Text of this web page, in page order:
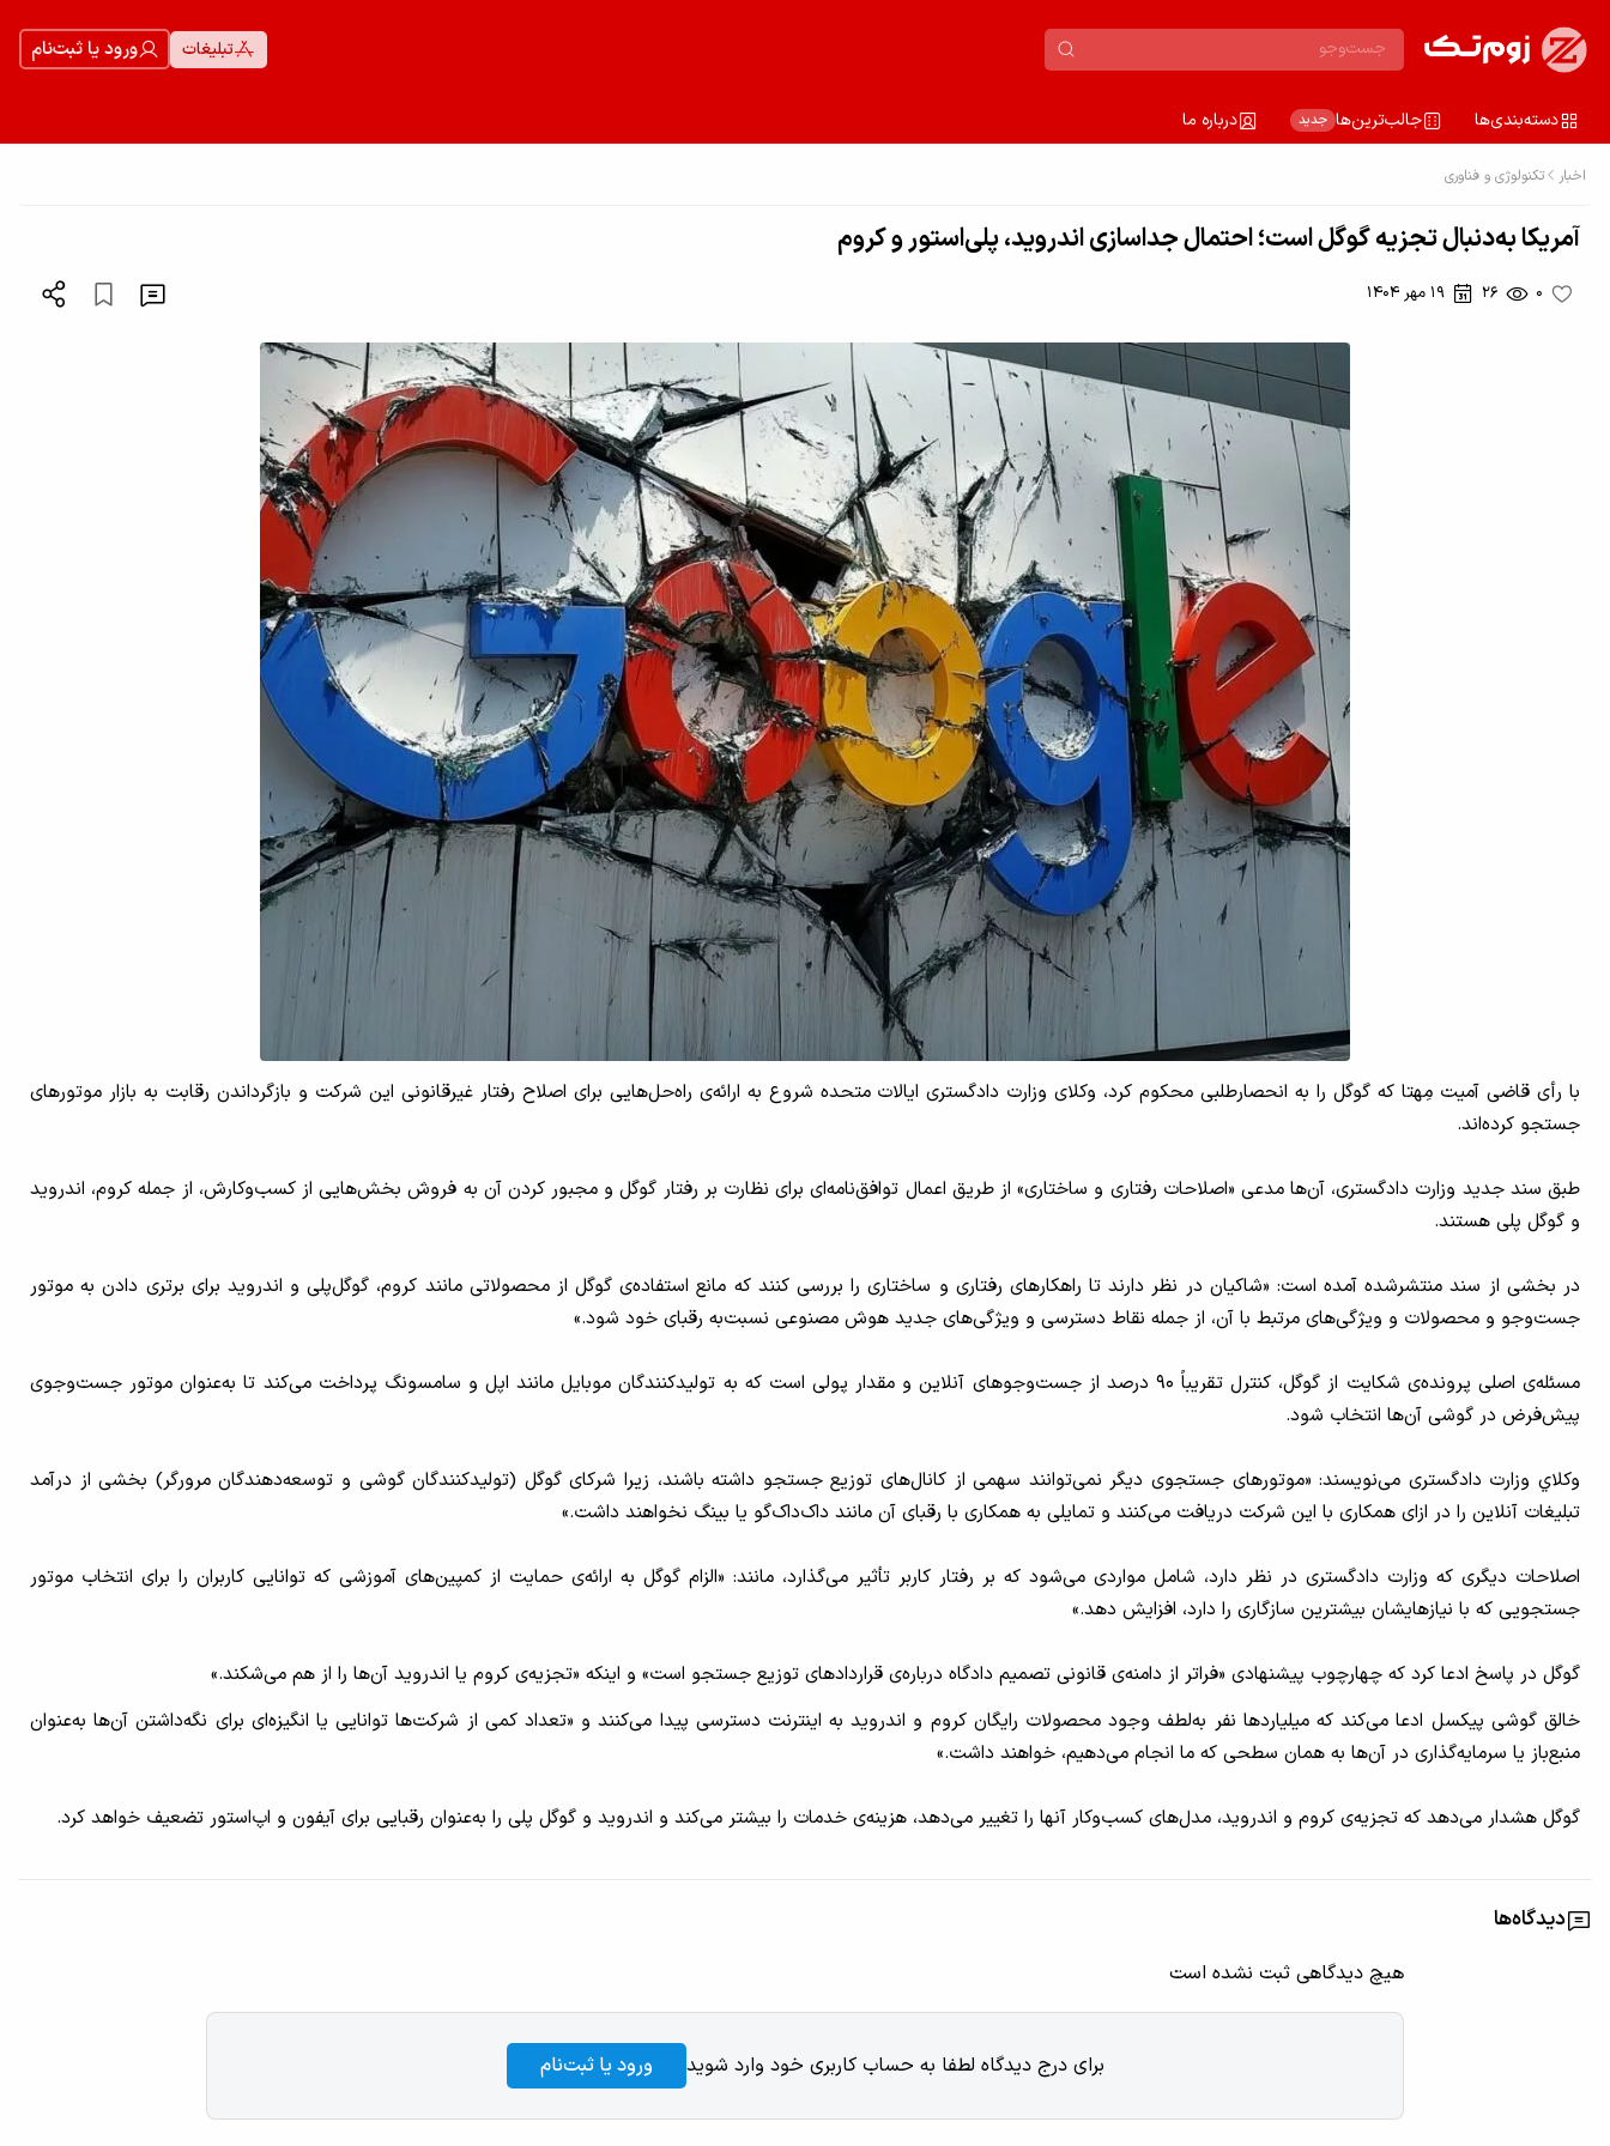
تبلیغات ورود یا ثبت‌نام
دسته‌بندی‌ها جالب‌ترین‌ها جدید درباره ما
تکنولوژی و فناوری اخبار
آمریکا به‌دنبال تجزیه گوگل است؛ احتمال جداسازی اندروید، پلی‌استور و کروم
0
26 19 مهر 1404
با رأی قاضی آميت مِهتا که گوگل را به انحصارطلبی محکوم کرد، وکلای وزارت دادگستری ایالات متحده شروع به ارائه‌ی راه‌حل‌هایی برای اصلاح رفتار غیرقانونی این شرکت و بازگرداندن رقابت به بازار موتورهای
جستجو کرده‌اند.
طبق سند جدید وزارت دادگستری، آن‌ها مدعی «اصلاحات رفتاری و ساختاری» از طریق اعمال توافق‌نامه‌ای برای نظارت بر رفتار گوگل و مجبور کردن آن به فروش بخش‌هایی از کسب‌وکارش، از جمله کروم، اندروید
و گوگل پلی هستند.
در بخشی از سند منتشرشده آمده است: «شاکیان در نظر دارند تا راهکارهای رفتاری و ساختاری را بررسی کنند که مانع استفاده‌ی گوگل از محصولاتی مانند کروم، گوگل‌پلی و اندروید برای برتری دادن به موتور
جست‌وجو و محصولات و ویژگی‌های مرتبط با آن، از جمله نقاط دسترسی و ویژگی‌های جدید هوش مصنوعی نسبت‌به رقبای خود شود.»
مسئله‌ی اصلی پرونده‌ی شکایت از گوگل، کنترل تقریباً ۹۰ درصد از جست‌وجوهای آنلاین و مقدار پولی است که به تولیدکنندگان موبایل مانند اپل و سامسونگ پرداخت می‌کند تا به‌عنوان موتور جست‌وجوی
پیش‌فرض در گوشی آن‌ها انتخاب شود.
وکلاي وزارت دادگستری می‌نویسند: «موتورهای جستجوی دیگر نمی‌توانند سهمی از کانال‌های توزیع جستجو داشته باشند، زیرا شرکای گوگل (تولیدکنندگان گوشی و توسعه‌دهندگان مرورگر) بخشی از درآمد
تبلیغات آنلاین را در ازای همکاری با این شرکت دریافت می‌کنند و تمایلی به همکاری با رقبای آن مانند داک‌داک‌گو یا بینگ نخواهند داشت.»
اصلاحات دیگری که وزارت دادگستری در نظر دارد، شامل مواردی می‌شود که بر رفتار کاربر تأثیر می‌گذارد، مانند: «الزام گوگل به ارائه‌ی حمایت از کمپین‌های آموزشی که توانایی کاربران را برای انتخاب موتور
جستجویی که با نیازهایشان بیشترین سازگاری را دارد، افزایش دهد.»
گوگل در پاسخ ادعا کرد که چهارچوب پیشنهادی «فراتر از دامنه‌ی قانونی تصمیم دادگاه درباره‌ی قراردادهای توزیع جستجو است» و اینکه «تجزیه‌ی کروم یا اندروید آن‌ها را از هم می‌شکند.»
خالق گوشی پیکسل ادعا می‌کند که میلیاردها نفر به‌لطف وجود محصولات رایگان کروم و اندروید به اینترنت دسترسی پیدا می‌کنند و «تعداد کمی از شرکت‌ها توانایی یا انگیزه‌ای برای نگه‌داشتن آن‌ها به‌عنوان
منبع‌باز یا سرمایه‌گذاری در آن‌ها به همان سطحی که ما انجام می‌دهیم، خواهند داشت.»
گوگل هشدار می‌دهد که تجزیه‌ی کروم و اندروید، مدل‌های کسب‌وکار آنها را تغییر می‌دهد، هزینه‌ی خدمات را بیشتر می‌کند و اندروید و گوگل پلی را به‌عنوان رقبایی برای آیفون و اپ‌استور تضعیف خواهد کرد.
دیدگاه‌ها
هیچ دیدگاهی ثبت نشده است
برای درج دیدگاه لطفا به حساب کاربری خود وارد شوید ورود یا ثبت‌نام